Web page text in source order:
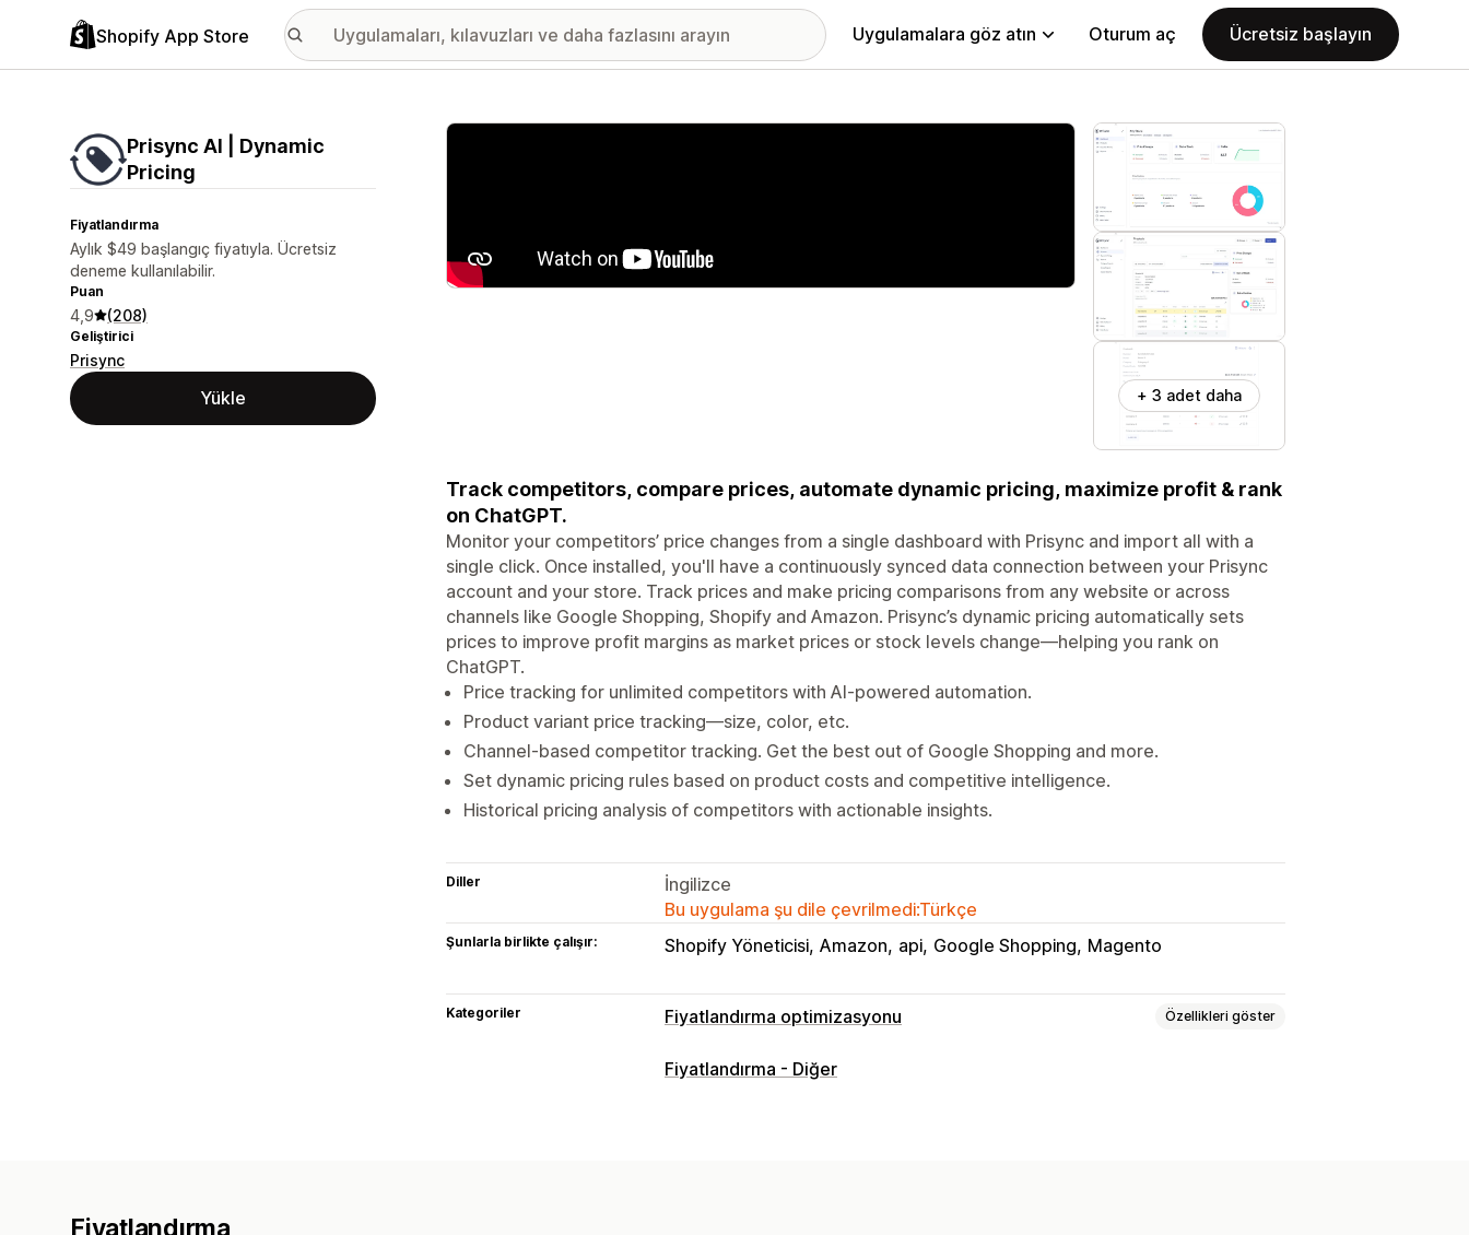
Shopify App Store Uygulamalara göz atın Oturum aç Ücretsiz başlayın
Prisync AI | Dynamic
Pricing
Fiyatlandırma
Aylık $49 başlangıç fiyatıyla. Ücretsiz
deneme kullanılabilir.
Puan
4,9 (208)
Geliştirici
Prisync
Yükle
Öne çıkan görsel galerisi
+ 3 adet daha
Track competitors, compare prices, automate dynamic pricing, maximize profit & rank
on ChatGPT.
Monitor your competitors’ price changes from a single dashboard with Prisync and import all with a
single click. Once installed, you'll have a continuously synced data connection between your Prisync
account and your store. Track prices and make pricing comparisons from any website or across
channels like Google Shopping, Shopify and Amazon. Prisync’s dynamic pricing automatically sets
prices to improve profit margins as market prices or stock levels change—helping you rank on
ChatGPT.
Price tracking for unlimited competitors with AI-powered automation.
Product variant price tracking—size, color, etc.
Channel-based competitor tracking. Get the best out of Google Shopping and more.
Set dynamic pricing rules based on product costs and competitive intelligence.
Historical pricing analysis of competitors with actionable insights.
Diller
İngilizce
Bu uygulama şu dile çevrilmedi:Türkçe
Şunlarla birlikte çalışır: Shopify Yöneticisi Amazon api Google Shopping Magento
Kategoriler Fiyatlandırma optimizasyonu Özellikleri göster
Fiyatlandırma yönetimi
Fiyatlandırma - Diğer
Fiyatlandırma